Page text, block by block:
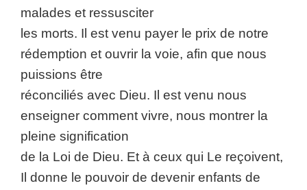
malades et ressusciter
les morts. Il est venu payer le prix de notre
rédemption et ouvrir la voie, afin que nous
puissions être
réconciliés avec Dieu. Il est venu nous
enseigner comment vivre, nous montrer la
pleine signification
de la Loi de Dieu. Et à ceux qui Le reçoivent,
Il donne le pouvoir de devenir enfants de